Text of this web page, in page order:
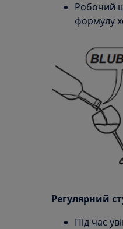
Робочий
формулу
Регулярний
Під час